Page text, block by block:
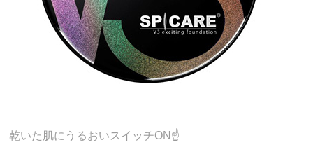
乾いた肌にうるおいスイッチON☝️